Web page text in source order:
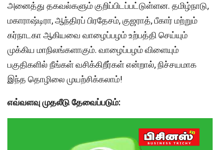
அனைத்து தகவல்களும் குறிப்பிடப்பட்டுள்ளன. தமிழ்நாடு,
மகாராஷ்டிரா, ஆந்திரப் பிரதேசம், குஜராத், பீகார் மற்றும்
கர்நாடகா ஆகியவை வாழைப்பழம் உற்பத்தி செய்யும்
முக்கிய மாநிலங்களாகும். வாழைப்பழம் விளையும்
பகுதிகளில் நீங்கள் வசிக்கிறீர்கள் என்றால், நிச்சயமாக
இந்த தொழிலை முயற்சிக்கலாம்!
எவ்வளவு முதலீடு தேவைப்படும்: